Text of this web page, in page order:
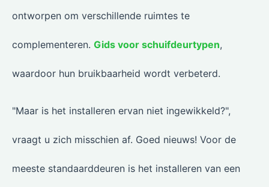
ontworpen om verschillende ruimtes te
complementeren. Gids voor schuifdeurtypen,
waardoor hun bruikbaarheid wordt verbeterd.
"Maar is het installeren ervan niet ingewikkeld?",
vraagt u zich misschien af. Goed nieuws! Voor de
meeste standaarddeuren is het installeren van een